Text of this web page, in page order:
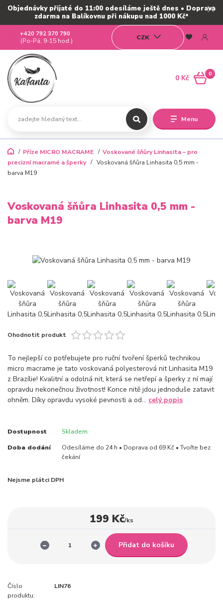
Objednávky přijaté do 11:00 odesíláme ještě dnes • Doprava
zdarma na Balíkovnu při nákupu nad 1000 Kč*
Menu
CZK
+420 792 370 790
(Po-Pá, 9-15 hod.)
0
0 Kč
Příze MICRO MACRAME
Voskované šňůry Linhasita – pro
precizní macramé a šperky
Voskovaná šňůra Linhasita 0,5 mm -
barva M19
Voskovaná šňůra Linhasita 0,5 mm -
barva M19
Ohodnotit produkt
To nejlepší co potřebujete pro ruční tvoření šperků technikou
micro macrame je tato voskovaná polyesterová nit Linhasita M19
z Brazílie! Kvalitní a odolná nit, která se netřepí a šperky z ní mají
opravdu nekonečnou životnost! Konce nitě jdou jednoduše zatavit
ohněm. Díky opravdu vysoké pevnosti a od... celý popis
Dostupnost Skladem
Doba dodání
Odesíláme do 24 h • Doprava od 69 Kč • Tvořte bez
čekání
Nejsme plátci DPH
199 Kč/ks
Přidat do košíku
Číslo
produktu:
LIN76